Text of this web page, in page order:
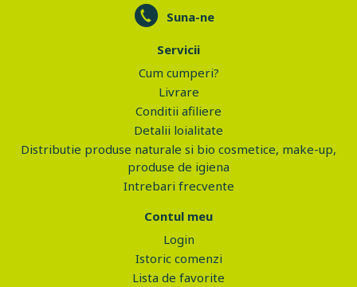
Suna-ne
Servicii
Cum cumperi?
Livrare
Conditii afiliere
Detalii loialitate
Distributie produse naturale si bio cosmetice, make-up,
produse de igiena
Intrebari frecvente
Contul meu
Login
Istoric comenzi
Lista de favorite